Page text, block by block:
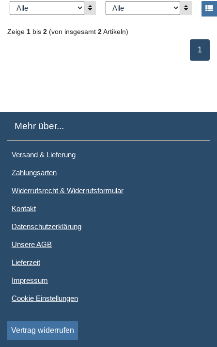
Anzeigen Anzeigen
Zeige 1 bis 2 (von insgesamt 2 Artikeln)
1
Mehr über...
Versand & Lieferung
Zahlungsarten
Widerrufsrecht & Widerrufsformular
Kontakt
Datenschutzerklärung
Unsere AGB
Lieferzeit
Impressum
Cookie Einstellungen
Vertrag widerrufen